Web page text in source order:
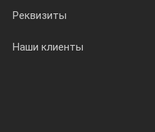
Реквизиты
Наши клиенты